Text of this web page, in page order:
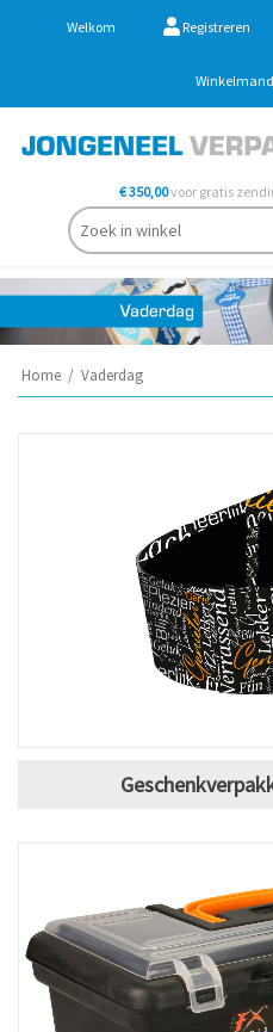
Welkom Registreren
€ 350,00voor gratis
Home / Vaderdag